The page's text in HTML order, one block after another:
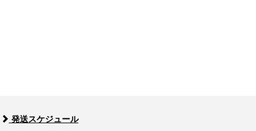
発送スケジュール